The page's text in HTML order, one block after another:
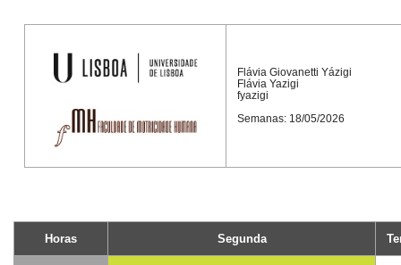
Flávia Giovanetti Yázigi
Flávia Yazigi
fyazigi
Semanas: 18/05/2026
Horas Segunda